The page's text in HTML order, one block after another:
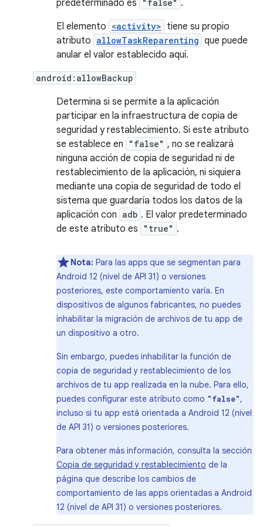
predeterminado es "false" .
El elemento <activity> tiene su propio
atributo allowTaskReparenting que puede
anular el valor establecido aquí.
android:allowBackup
Determina si se permite a la aplicación
participar en la infraestructura de copia de
seguridad y restablecimiento. Si este atributo
se establece en
"false" , no se realizará
ninguna acción de copia de seguridad ni de
restablecimiento de la aplicación, ni siquiera
mediante una copia de seguridad de todo el
sistema que guardaría todos los datos de la
aplicación con adb . El valor predeterminado
de este atributo es
"true" .
Nota: Para las apps que se segmentan para
Android 12 (nivel de API 31) o versiones
posteriores, este comportamiento varía. En
dispositivos de algunos fabricantes, no puedes
inhabilitar la migración de archivos de tu app de
un dispositivo a otro.
Sin embargo, puedes inhabilitar la función de
copia de seguridad y restablecimiento de los
archivos de tu app realizada en la nube. Para ello,
puedes configurar este atributo como "false",
incluso si tu app está orientada a Android 12 (nivel
de API 31) o versiones posteriores.
Para obtener más información, consulta la sección
Copia de seguridad y restablecimiento de la
página que describe los cambios de
comportamiento de las apps orientadas a Android
12 (nivel de API 31) o versiones posteriores.